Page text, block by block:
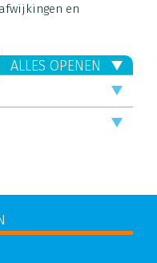
en
ALLES OPENEN